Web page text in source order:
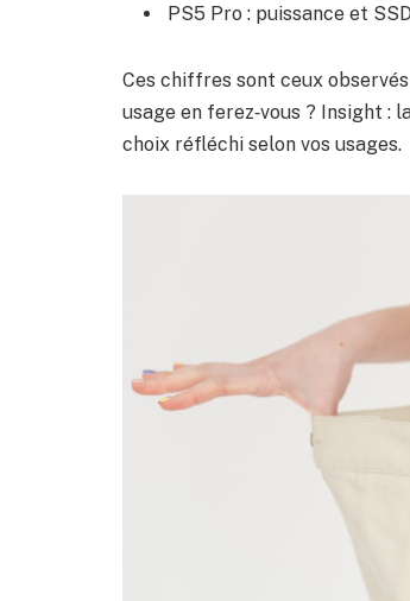
PS5 Pro : puissance et
Ces chiffres sont ceux
usage en ferez‑vous ? Insight :
choix réfléchi selon vos usages.